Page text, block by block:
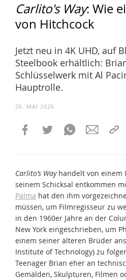
Carlito's Way: Wie
von Hitchcock
Jetzt neu in 4K UHD, auf
Steelbook erhältlich:
Schlüsselwerk mit Al
Hauptrolle.
26. MAI 2026
Carlito’s Way handelt von einem
seinem Schicksal entkommen
Palma hat den ihm
müssen, um Filmregisseur zu
in den 1960er Jahre an der
New York eingeschrieben, um
einem seiner älteren Brüder
Institute of Technology) zu
Teenager Brian eher an
Gemälden, Skulpturen, Filmen